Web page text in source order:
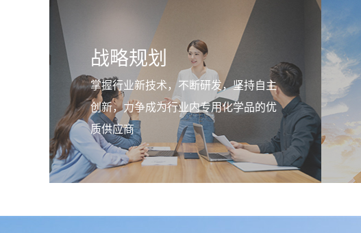
战略规划
掌握行业新技术，不断研发，坚持自主
创新，力争成为行业内专用化学品的优
质供应商